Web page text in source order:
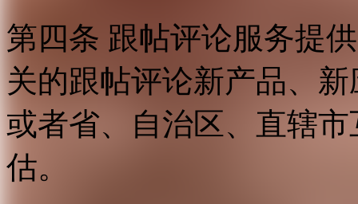
第四条 跟帖评论服务提
关的跟帖评论新产品、
或者省、自治区、直辖
估。